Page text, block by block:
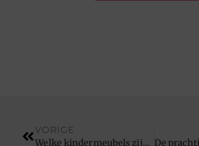
VORIGE
Welke kindermeubels zijn leuk voor de leeftijd van mijn kind?